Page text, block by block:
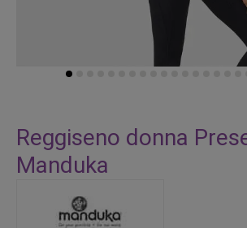
all'inizio
della
galleria
immagini
Reggiseno donna
Manduka